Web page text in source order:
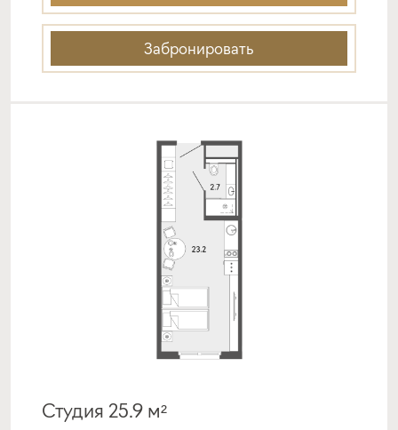
Забронировать
Студия 25.9 м²